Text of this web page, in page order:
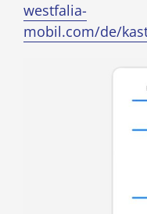
westfalia-
mobil.com/de/